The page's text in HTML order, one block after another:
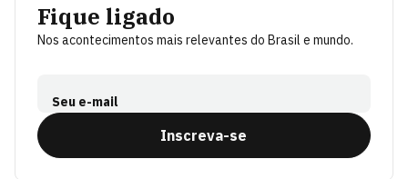
Fique ligado
Nos acontecimentos mais relevantes do Brasil e mundo.
Seu e-mail
Inscreva-se